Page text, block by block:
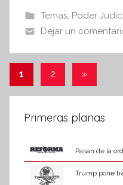
b
o
o
k
A
p
p
Temas, Poder
Dejar un
Paginación
de
entradas
1 2
Entradas
»
Primeras planas
Pasan de la
Trump pone